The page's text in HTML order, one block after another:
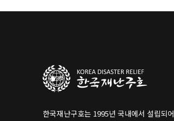
한국재난구호는 1995년 국내에서 설립되어